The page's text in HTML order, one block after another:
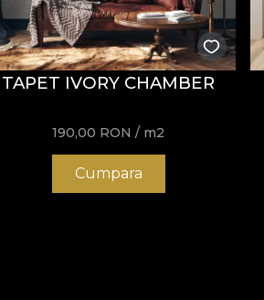
TAPET IVORY CHAMBER
190,00 RON / m2
Cumpara